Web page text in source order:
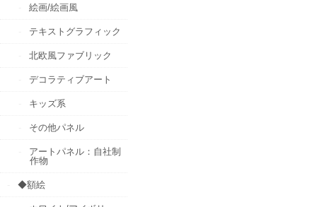
絵画/絵画風
テキストグラフィック
北欧風ファブリック
デコラティブアート
キッズ系
その他パネル
アートパネル：自社制
作物
◆額絵